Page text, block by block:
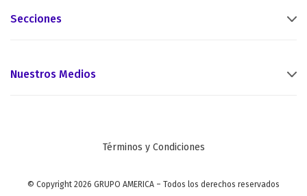
Secciones
Nuestros Medios
Términos y Condiciones
© Copyright 2026 GRUPO AMERICA – Todos los derechos reservados